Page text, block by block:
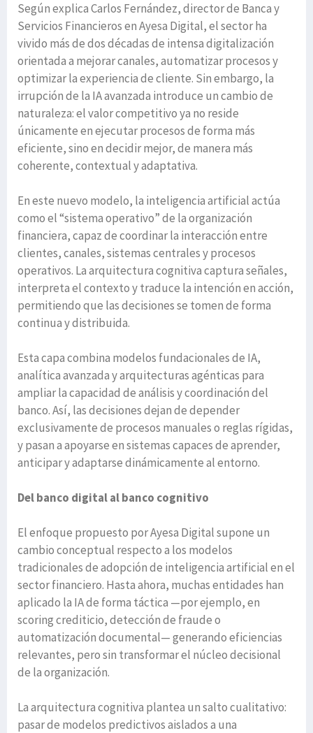
Según explica Carlos Fernández, director de Banca y
Servicios Financieros en Ayesa Digital, el sector ha
vivido más de dos décadas de intensa digitalización
orientada a mejorar canales, automatizar procesos y
optimizar la experiencia de cliente. Sin embargo, la
irrupción de la IA avanzada introduce un cambio de
naturaleza: el valor competitivo ya no reside
únicamente en ejecutar procesos de forma más
eficiente, sino en decidir mejor, de manera más
coherente, contextual y adaptativa.
En este nuevo modelo, la inteligencia artificial actúa
como el “sistema operativo” de la organización
financiera, capaz de coordinar la interacción entre
clientes, canales, sistemas centrales y procesos
operativos. La arquitectura cognitiva captura señales,
interpreta el contexto y traduce la intención en acción,
permitiendo que las decisiones se tomen de forma
continua y distribuida.
Esta capa combina modelos fundacionales de IA,
analítica avanzada y arquitecturas agénticas para
ampliar la capacidad de análisis y coordinación del
banco. Así, las decisiones dejan de depender
exclusivamente de procesos manuales o reglas rígidas,
y pasan a apoyarse en sistemas capaces de aprender,
anticipar y adaptarse dinámicamente al entorno.
Del banco digital al banco cognitivo
El enfoque propuesto por Ayesa Digital supone un
cambio conceptual respecto a los modelos
tradicionales de adopción de inteligencia artificial en el
sector financiero. Hasta ahora, muchas entidades han
aplicado la IA de forma táctica —por ejemplo, en
scoring crediticio, detección de fraude o
automatización documental— generando eficiencias
relevantes, pero sin transformar el núcleo decisional
de la organización.
La arquitectura cognitiva plantea un salto cualitativo:
pasar de modelos predictivos aislados a una